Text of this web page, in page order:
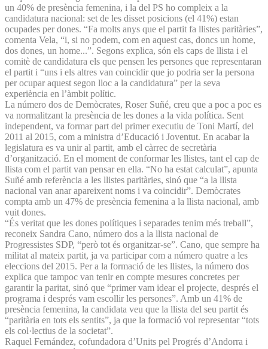
un 40% de presència femenina, i la del PS ho compleix a la
candidatura nacional: set de les disset posicions (el 41%) estan
ocupades per dones. “Fa molts anys que el partit fa llistes paritàries”,
comenta Vela, “i, si no podem, com en aquest cas, doncs un home,
dos dones, un home...”. Segons explica, són els caps de llista i el
comitè de candidatura els que pensen les persones que representaran
el partit i “uns i els altres van coincidir que jo podria ser la persona
per ocupar aquest segon lloc a la candidatura” per la seva
experiència en l’àmbit polític.
La número dos de Demòcrates, Roser Suñé, creu que a poc a poc es
va normalitzant la presència de les dones a la vida política. Sent
independent, va formar part del primer executiu de Toni Martí, del
2011 al 2015, com a ministra d’Educació i Joventut. En acabar la
legislatura es va unir al partit, amb el càrrec de secretària
d’organització. En el moment de conformar les llistes, tant el cap de
llista com el partit van pensar en ella. “No ha estat calculat”, apunta
Suñé amb referència a les llistes paritàries, sinó que “a la llista
nacional van anar apareixent noms i va coincidir”. Demòcrates
compta amb un 47% de presència femenina a la llista nacional, amb
vuit dones.
“És veritat que les dones polítiques i separades tenim més treball”,
reconeix Sandra Cano, número dos a la llista nacional de
Progressistes SDP, “però tot és organitzar-se”. Cano, que sempre ha
militat al mateix partit, ja va participar com a número quatre a les
eleccions del 2015. Per a la formació de les llistes, la número dos
explica que tampoc van tenir en compte mesures concretes per
garantir la paritat, sinó que “primer vam idear el projecte, després el
programa i després vam escollir les persones”. Amb un 41% de
presència femenina, la candidata veu que la llista del seu partit és
“paritària en tots els sentits”, ja que la formació vol representar “tots
els col·lectius de la societat”.
Raquel Fernández, cofundadora d’Units pel Progrés d’Andorra i